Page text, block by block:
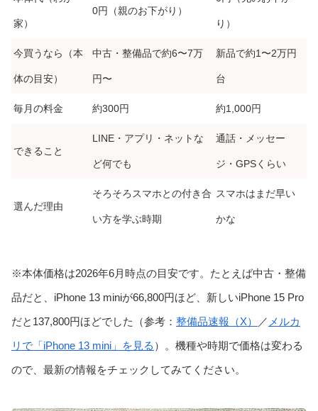
家）
0円（親のお下がり）
り）
今買うなら（本
体の目安）
中古・整備品で約6〜7万
円〜
新品で約1〜2万円
台
毎月の料金 約300円 約1,000円
できること
LINE・アプリ・ネットな
ど何でも
通話・メッセー
ジ・GPSくらい
選んだ理由
そろそろスマホとの付き合
い方を学ぶ時期
スマホはまだ早い
かな
※本体価格は2026年6月時点の目安です。たとえば中古・整備
品だと、iPhone 13 miniが66,800円ほど、新しいiPhone 15 Pro
だと137,800円ほどでした（参考： 整備品速報（X） ／ メルカ
リで「iPhone 13 mini」を見る ）。機種や時期で価格は変わる
ので、最新の情報をチェックしてみてください。